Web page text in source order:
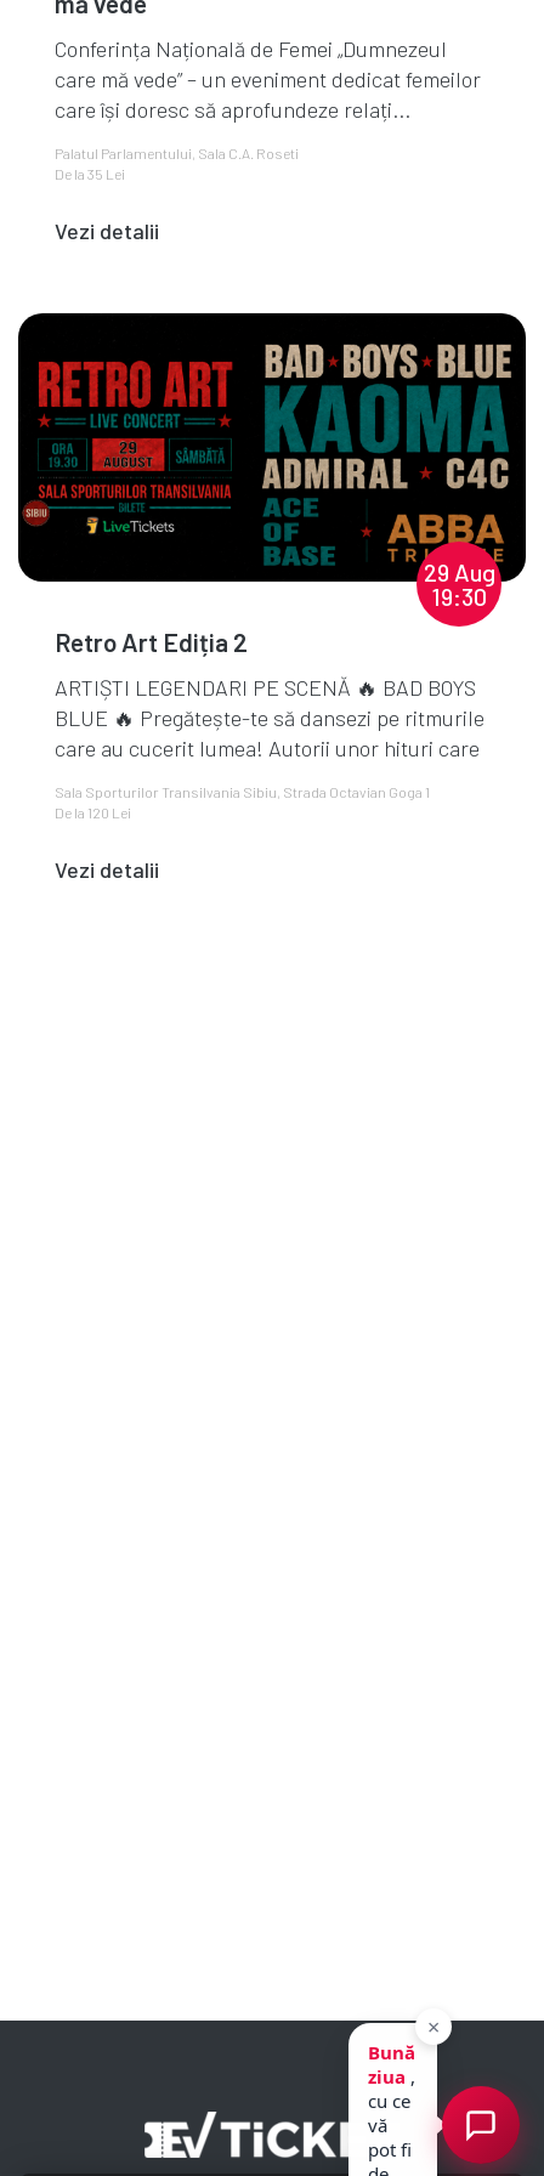
Conferința Națională de Femei „Dumnezeul
care mă vede” – un eveniment dedicat femeilor
care își doresc să aprofundeze relați...
Palatul Parlamentului, Sala C.A. Roseti
De la 35 Lei
Vezi detalii
29 Aug
19:30
Retro Art Ediția 2
ARTIȘTI LEGENDARI PE SCENĂ 🔥 BAD BOYS
BLUE 🔥 Pregătește-te să dansezi pe ritmurile
care au cucerit lumea! Autorii unor hituri care
Sala Sporturilor Transilvania Sibiu, Strada Octavian Goga 1
De la 120 Lei
Vezi detalii
Bună
ziua ,
cu ce
vă
pot fi
×